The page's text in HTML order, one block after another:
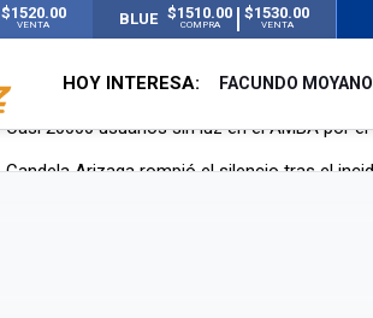
$1520.00
VENTA BLUE $1510.00
COMPRA
$1530.00
VENTA
HOY INTERESA: FACUNDO MOYANO